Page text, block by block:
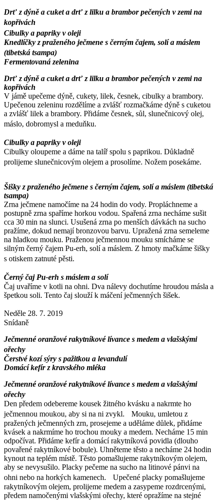
Drť z dýně a cuket a drť z lilku a brambor pečených v zemi na
kopřivách
Cibulky a papriky v oleji
Knedlíčky z praženého ječmene s černým čajem, solí a máslem
(tibetská tsampa)
Fermentovaná zelenina
Drť z dýně a cuket a drť z lilku a brambor pečených v zemi na
kopřivách
V jámě upečeme dýně, cukety, lilek, česnek, cibulky a brambory.
Upečenou zeleninu rozdělíme a zvlášť rozmačkáme dýně s cuketou
a zvlášť lilek a brambory. Přidáme česnek, sůl, slunečnicový olej,
máslo, dobromysl a meduňku.
Cibulky a papriky v oleji
Cibulky oloupeme a dáme na talíř spolu s paprikou. Důkladně
prolijeme slunečnicovým olejem a prosolíme. Nožem posekáme.
Šišky z praženého ječmene s černým čajem, solí a máslem (tibetská
tsampa)
Zrna ječmene namočíme na 24 hodin do vody. Propláchneme a
postupně zrna spaříme horkou vodou. Spařená zrna necháme sušit
cca 30 min na slunci. Usušená zrna po menších dávkách na sucho
pražíme, dokud nemají bronzovou barvu. Upražená zrna semeleme
na hladkou mouku. Praženou ječmennou mouku smícháme se
silným černý čajem Pu-erh, solí a máslem. Z hmoty mačkáme šišky
s otiskem zatnuté pěsti.
Černý čaj Pu-erh s máslem a solí
Čaj uvaříme v kotli na ohni. Dva nálevy dochutíme hroudou másla a
špetkou soli. Tento čaj slouží k máčení ječmenných šišek.
Neděle 28. 7. 2019
Snídaně
Ječmenné oranžové rakytníkové lívance s medem a vlašskými
ořechy
Čerstvé kozí sýry s pažitkou a levandulí
Domácí kefír z kravského mléka
Ječmenné oranžové rakytníkové lívance s medem a vlašskými
ořechy
Den předem odebereme kousek žitného kvásku a nakrmte ho
ječmennou moukou, aby si na ni zvykl. Mouku, umletou z
pražených ječmenných zrn, prosejeme a uděláme důlek, přidáme
kvásek a nakrmíme ho trochou mouky a medem. Necháme 15 min
odpočívat. Přidáme kefír a domácí rakytníková povidla (dlouho
povařené rakytníkové bobule). Uhněteme těsto a necháme 24 hodin
kynout na teplém místě. Těsto pomašlujeme rakytníkovým olejem,
aby se nevysušilo. Placky pečeme na sucho na litinové pánvi na
ohni nebo na horkých kamenech. Upečené placky pomašlujeme
rakytníkovým olejem, prolijeme medem a zasypeme rozdrcenými,
předem namočenými vlašskými ořechy, které opražíme na stejné